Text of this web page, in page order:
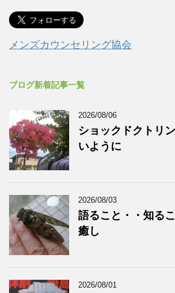
メンズカウンセリング協会
ブログ新着記事一覧
2026/08/06
ショックドクトリ
いように
2026/08/03
語ること・・知る
癒し
2026/08/01